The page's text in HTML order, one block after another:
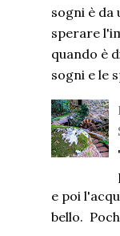
sogni è da
sperare
quando è
sogni e le
e poi
bello.